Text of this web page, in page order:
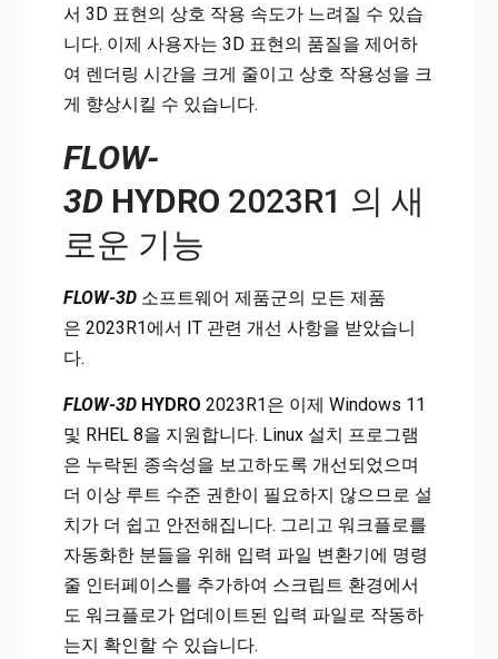
서 3D 표현의 상호 작용 속도가 느려질 수 있습
니다. 이제 사용자는 3D 표현의 품질을 제어하
여 렌더링 시간을 크게 줄이고 상호 작용성을 크
게 향상시킬 수 있습니다.
FLOW-
3DHYDRO 2023R1 의 새
로운 기능
FLOW-3D소프트웨어 제품군의 모든 제품
은 2023R1에서 IT 관련 개선 사항을 받았습니
다.
FLOW-3DHYDRO 2023R1은 이제 Windows 11
및 RHEL 8을 지원합니다. Linux 설치 프로그램
은 누락된 종속성을 보고하도록 개선되었으며
더 이상 루트 수준 권한이 필요하지 않으므로 설
치가 더 쉽고 안전해집니다. 그리고 워크플로를
자동화한 분들을 위해 입력 파일 변환기에 명령
줄 인터페이스를 추가하여 스크립트 환경에서
도 워크플로가 업데이트된 입력 파일로 작동하
는지 확인할 수 있습니다.